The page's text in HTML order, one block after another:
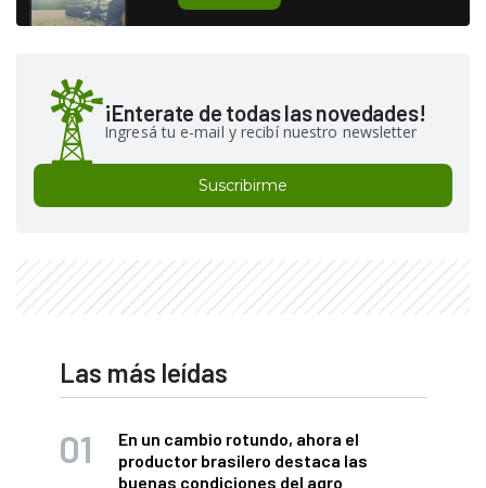
¡Enterate de todas las novedades!
Ingresá tu e-mail y recibí nuestro newsletter
Suscribirme
Las más leídas
En un cambio rotundo, ahora el
productor brasilero destaca las
buenas condiciones del agro